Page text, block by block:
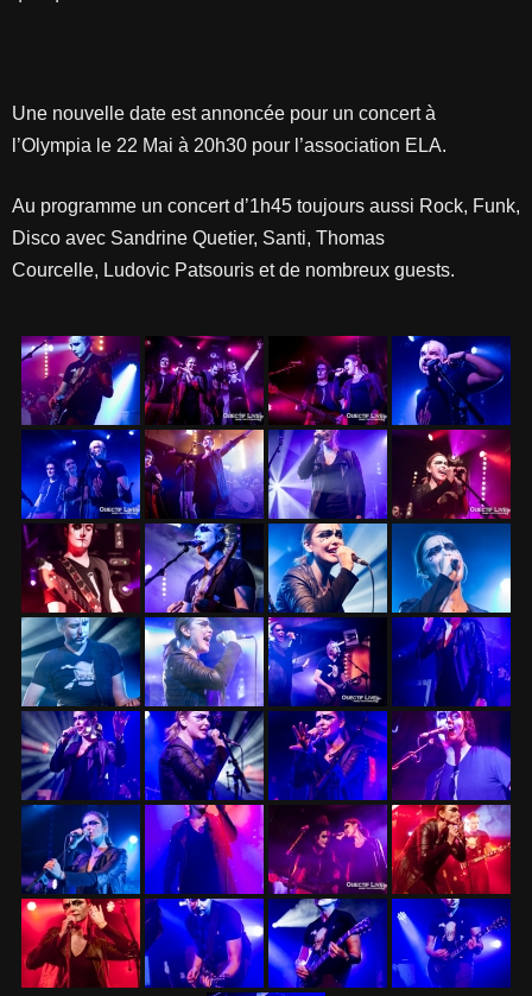
Une nouvelle date est annoncée pour un concert à
l’Olympia le 22 Mai à 20h30 pour l’association ELA.
Au programme un concert d’1h45 toujours aussi Rock, Funk,
Disco avec Sandrine Quetier, Santi, Thomas
Courcelle, Ludovic Patsouris et de nombreux guests.